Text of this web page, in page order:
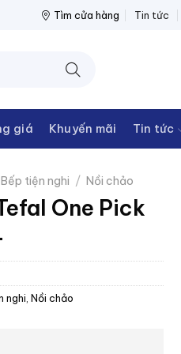
NPP THIẾT BỊ ĐIỆN THANH CHÂU
Tìm cửa hàng Tin tức
giá Khuyến mãi Tin tức
Bếp tiện nghi / Nồi chảo
One Pick
nghi Nồi chảo